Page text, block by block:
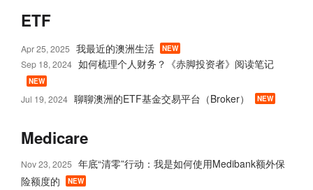
ETF
Apr 25, 2025 我最近的澳洲生活 NEW
Sep 18, 2024 如何梳理个人财务？《赤脚投资者》阅读笔记
NEW
Jul 19, 2024 聊聊澳洲的ETF基金交易平台（Broker） NEW
Medicare
Nov 23, 2025 年底“清零”行动：我是如何使用Medibank额外保
险额度的
NEW